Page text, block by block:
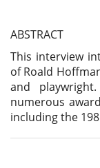
ABSTRACT
This interview
of Roald
and
numerous
including the